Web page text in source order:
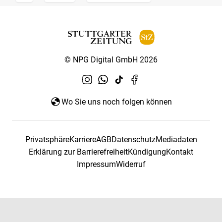
© NPG Digital GmbH 2026
Wo Sie uns noch folgen können
PrivatsphäreKarriereAGBDatenschutzMediadaten
Erklärung zur BarrierefreiheitKündigungKontakt
ImpressumWiderruf